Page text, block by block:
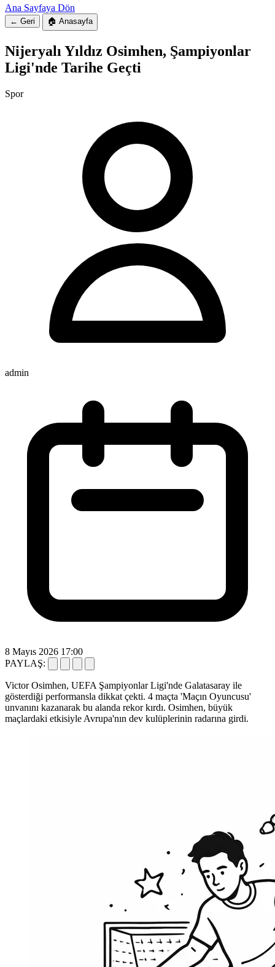
Ana Sayfaya Dön
← Geri 🏠 Anasayfa
Nijeryalı Yıldız Osimhen, Şampiyonlar
Ligi'nde Tarihe Geçti
Spor
admin
8 Mayıs 2026 17:00
PAYLAŞ:
Victor Osimhen, UEFA Şampiyonlar Ligi'nde Galatasaray ile
gösterdiği performansla dikkat çekti. 4 maçta 'Maçın Oyuncusu'
unvanını kazanarak bu alanda rekor kırdı. Osimhen, büyük
maçlardaki etkisiyle Avrupa'nın dev kulüplerinin radarına girdi.